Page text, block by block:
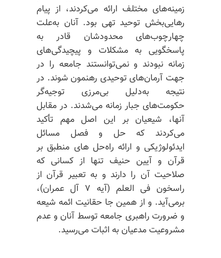
زمینه‌های مختلف ارائه می‌کردند، از پیام
رهایی‌بخش توحید تهی بود. آنان به‌علت
چهارچوب‌های محدودشان قادر به
پاسخگویی به مشکلات و پیچیدگی‌های
زمانه نبودند و نمی‌توانستند جامعه را در
جهت آرمان‌های توحیدی رهنمون شوند. در
نتیجه به‌دلیل بی‌مرزی توجیه‌گر
حکومت‌های جبار زمانه می‌شدند. در مقابل
آنها، شیعیان بر این اصل مهم تأکید
می‌کردند که حل و فصل مسائل
ایدئولوژیکی و ارائه راه‌حل های منطبق بر
قرآن و آیین حنیف تنها از کسانی که
صلاحیت آن را دارند و به تعبیر قرآن از
راسخون فی العلم (آیه ۷ آل عمران)،
برمی‌آید. و از همین جا حقانیت ائمه شیعه
و ضرورت راهبری جامعه توسط آنان و عدم
مشروعیت مدعیان به اثبات می‌رسید.